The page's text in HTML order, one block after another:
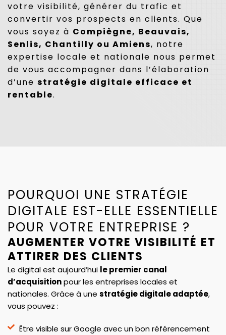
votre visibilité, générer du trafic et
convertir vos prospects en clients. Que
vous soyez à Compiègne, Beauvais,
Senlis, Chantilly ou Amiens, notre
expertise locale et nationale nous permet
de vous accompagner dans l’élaboration
d’une stratégie digitale efficace et
rentable.
POURQUOI UNE STRATÉGIE
DIGITALE EST-ELLE ESSENTIELLE
POUR VOTRE ENTREPRISE ?
AUGMENTER VOTRE VISIBILITÉ ET
ATTIRER DES CLIENTS
Le digital est aujourd’hui le premier canal
d’acquisitionpour les entreprises locales et
nationales. Grâce à une stratégie digitale adaptée,
vous pouvez :
Être visible sur Google avec un bon référencement